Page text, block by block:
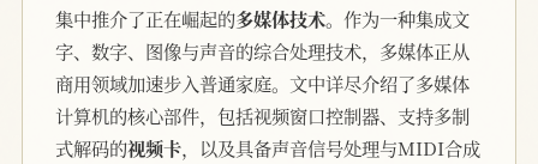
集中推介了正在崛起的多媒体技术。作为一种集成文
字、数字、图像与声音的综合处理技术，多媒体正从
商用领域加速步入普通家庭。文中详尽介绍了多媒体
计算机的核心部件，包括视频窗口控制器、支持多制
式解码的视频卡，以及具备声音信号处理与MIDI合成